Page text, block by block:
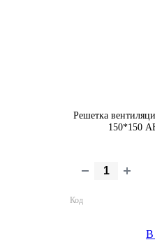
Решетка
150*150
Код
В